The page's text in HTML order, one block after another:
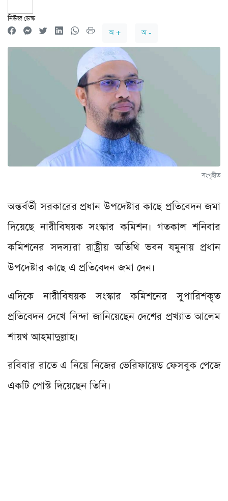
নিউজ ডেস্ক
অ +
অ -
সংগৃহীত
অন্তর্বর্তী সরকারের প্রধান উপদেষ্টার কাছে প্রতিবেদন জমা
দিয়েছে নারীবিষয়ক সংস্কার কমিশন। গতকাল শনিবার
কমিশনের সদস্যরা রাষ্ট্রীয় অতিথি ভবন যমুনায় প্রধান
উপদেষ্টার কাছে এ প্রতিবেদন জমা দেন।
এদিকে নারীবিষয়ক সংস্কার কমিশনের সুপারিশকৃত
প্রতিবেদন দেখে নিন্দা জানিয়েছেন দেশের প্রখ্যাত আলেম
শায়খ আহমাদুল্লাহ।
রবিবার রাতে এ নিয়ে নিজের ভেরিফায়েড ফেসবুক পেজে
একটি পোস্ট দিয়েছেন তিনি।